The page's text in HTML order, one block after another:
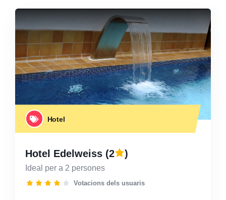
Hotel
Hotel Edelweiss (2 )
Ideal per a 2 persones
Votacions dels usuaris